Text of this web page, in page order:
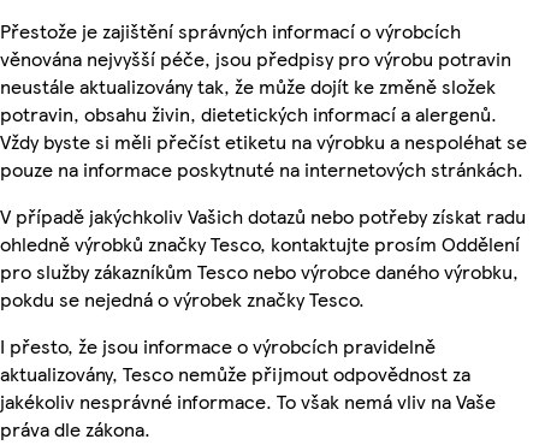
Přestože je zajištění správných informací o výrobcích
věnována nejvyšší péče, jsou předpisy pro výrobu potravin
neustále aktualizovány tak, že může dojít ke změně složek
potravin, obsahu živin, dietetických informací a alergenů.
Vždy byste si měli přečíst etiketu na výrobku a nespoléhat se
pouze na informace poskytnuté na internetových stránkách.
V případě jakýchkoliv Vašich dotazů nebo potřeby získat radu
ohledně výrobků značky Tesco, kontaktujte prosím Oddělení
pro služby zákazníkům Tesco nebo výrobce daného výrobku,
pokdu se nejedná o výrobek značky Tesco.
I přesto, že jsou informace o výrobcích pravidelně
aktualizovány, Tesco nemůže přijmout odpovědnost za
jakékoliv nesprávné informace. To však nemá vliv na Vaše
práva dle zákona.